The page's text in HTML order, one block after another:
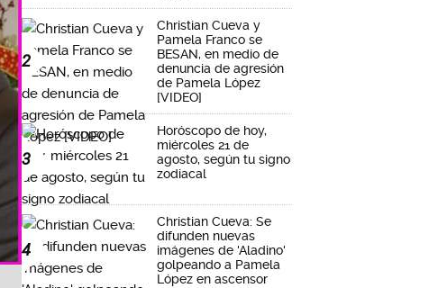
2
Christian Cueva y
Pamela Franco se
BESAN, en medio de
denuncia de agresión
de Pamela López
[VIDEO]
3
Horóscopo de hoy,
miércoles 21 de
agosto, según tu signo
zodiacal
4
Christian Cueva: Se
difunden nuevas
imágenes de 'Aladino'
golpeando a Pamela
López en ascensor